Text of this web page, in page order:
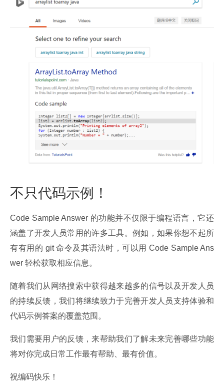
不只代码示例！
Code Sample Answer 的功能并不仅限于编程语言，它还
涵盖了开发人员常用的许多工具。例如，如果你想不起所
有有用的 git 命令及其语法时，可以用 Code Sample Ans
wer 轻松获取相应信息。
随着我们从网络搜索中获得越来越多的信号以及开发人员
的持续反馈，我们将继续致力于完善开发人员支持体验和
代码示例答案的覆盖范围。
我们需要用户的反馈，来帮助我们了解未来完善哪些功能
将对你完成日常工作最有帮助、最有价值。
祝编码快乐！